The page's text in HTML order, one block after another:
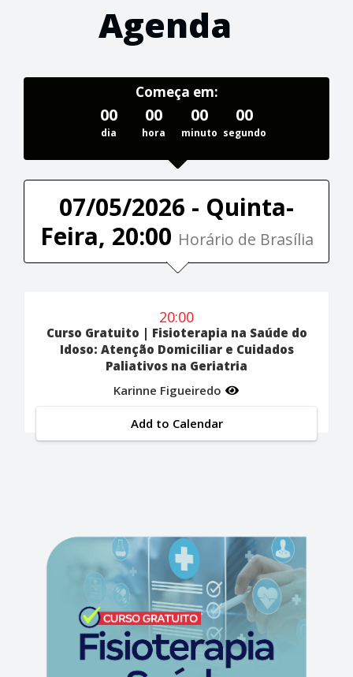
Agenda
Começa em:
00
dia
00
hora
00
minuto
00
segundo
07/05/2026 - Quinta-
Feira, 20:00 Horário de Brasília
20:00
Curso Gratuito | Fisioterapia na Saúde do
Idoso: Atenção Domiciliar e Cuidados
Paliativos na Geriatria
Karinne Figueiredo
Add to Calendar